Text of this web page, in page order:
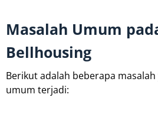
Masalah Umum
Bellhousing
Berikut adalah beberapa masalah
umum terjadi: